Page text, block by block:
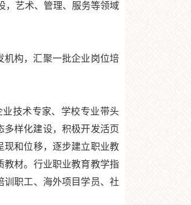
，艺术、管理、服务等领域
构，汇聚一批企业岗位培
技术专家、学校专业带头
多样化建设，积极开发活页
现和位移，逐步建立职业教
教材。行业职业教育教学指
职工、海外项目学员、社